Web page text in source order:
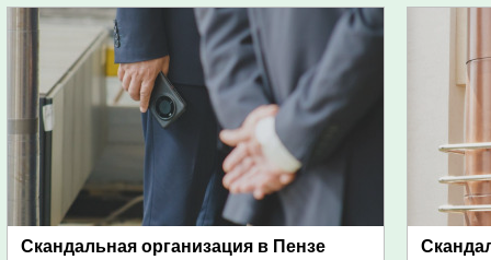
Скандальная организация в Пензе